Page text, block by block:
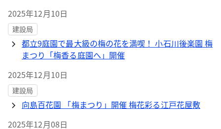
2025年12月10日
建設局
都立9庭園で最大級の梅の花を満喫！ 小石川後楽園 梅
まつり「梅香る庭園へ」開催
2025年12月10日
建設局
向島百花園 「梅まつり」開催 梅花彩る江戸花屋敷
2025年12月08日